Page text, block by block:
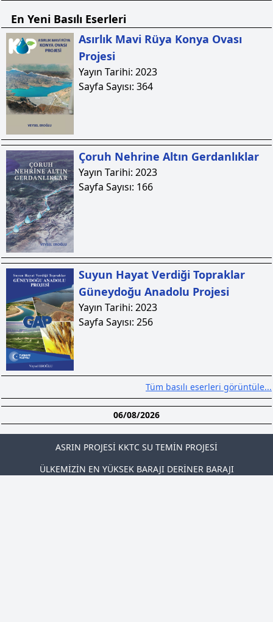
En Yeni Basılı Eserleri
Asırlık Mavi Rüya Konya Ovası
Projesi
Yayın Tarihi: 2023
Sayfa Sayısı: 364
Çoruh Nehrine Altın Gerdanlıklar
Yayın Tarihi: 2023
Sayfa Sayısı: 166
Suyun Hayat Verdiği Topraklar
Güneydoğu Anadolu Projesi
Yayın Tarihi: 2023
Sayfa Sayısı: 256
Tüm basılı eserleri görüntüle...
06/08/2026
ASRIN PROJESİ KKTC SU TEMİN PROJESİ
ÜLKEMİZİN EN YÜKSEK BARAJI DERİNER BARAJI